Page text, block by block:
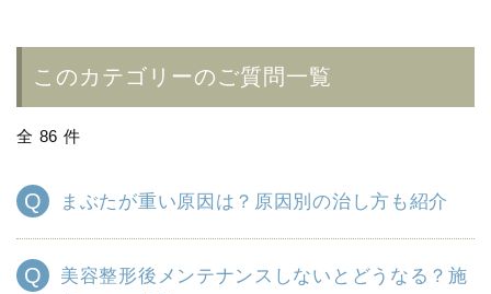
このカテゴリーのご質問一覧
全 86 件
まぶたが重い原因は？原因別の治し方も紹介
美容整形後メンテナンスしないとどうなる？施